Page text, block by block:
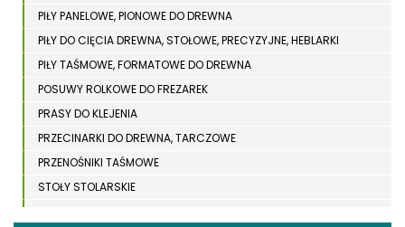
PIŁY PANELOWE, PIONOWE DO DREWNA
PIŁY DO CIĘCIA DREWNA, STOŁOWE, PRECYZYJNE, HEBLARKI
PIŁY TAŚMOWE, FORMATOWE DO DREWNA
POSUWY ROLKOWE DO FREZAREK
PRASY DO KLEJENIA
PRZECINARKI DO DREWNA, TARCZOWE
PRZENOŚNIKI TAŚMOWE
STOŁY STOLARSKIE